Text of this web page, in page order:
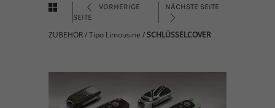
VORHERIGE
SEITE
NÄCHSTE SEITE
ZUBEHÖR/Tipo Limousine /SCHLÜSSELCOVER